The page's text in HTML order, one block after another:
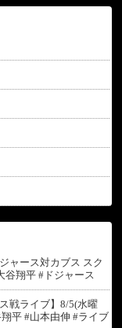
ャース対カブス スク
谷翔平 #ドジャース
戦ライブ】8/5(水曜
平 #山本由伸 #ライブ